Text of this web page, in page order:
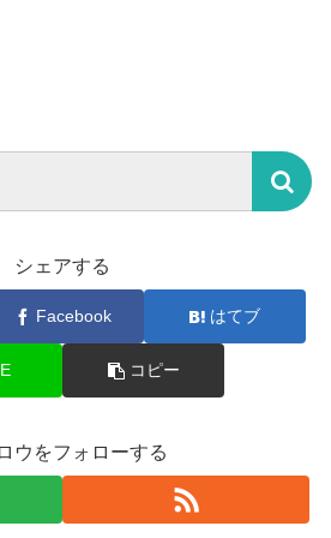
シェアする
Facebook はてブ
コピー
ウをフォローする